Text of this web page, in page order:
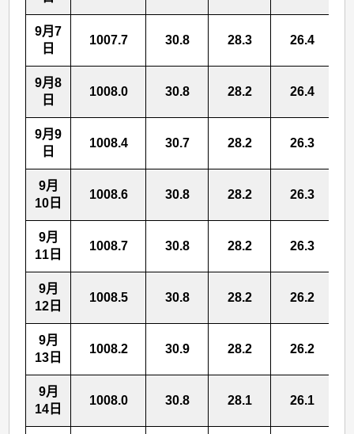
9月7
日
1007.7 30.8 28.3 26.4
9月8
日
1008.0 30.8 28.2 26.4
9月9
日
1008.4 30.7 28.2 26.3
9月
10日
1008.6 30.8 28.2 26.3
9月
11日
1008.7 30.8 28.2 26.3
9月
12日
1008.5 30.8 28.2 26.2
9月
13日
1008.2 30.9 28.2 26.2
9月
14日
1008.0 30.8 28.1 26.1